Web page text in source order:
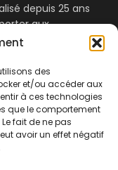
des
et/ou accéder aux
à ces technologies
que le comportement
fait de ne pas
avoir un effet négatif
depuis 25 ans
aux
un service de